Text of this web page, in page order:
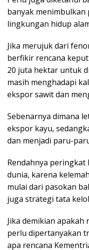
banyak
lingkungan hidup
Jika merujuk dari
berfikir rencana
20 juta hektar untuk
masih menghadapi
ekspor sawit dan
Sebenarnya dimana
ekspor kayu,
dan menjadi paru-
Rendahnya peringkat
dunia, karena
mulai dari pasokan
juga strategi tata
Jika demikian apakah
perlu dipertanyakan
apa rencana